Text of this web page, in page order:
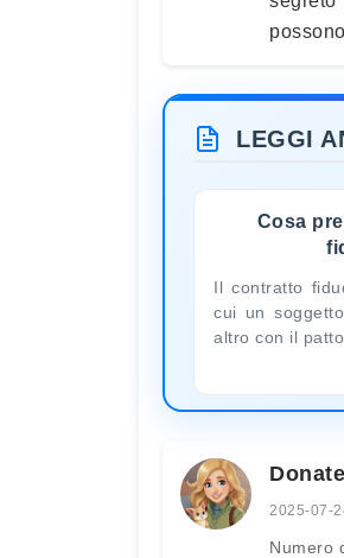
LEGGI
Cosa
Il contratto
cui un
altro con il patto
2025-07-
Numero